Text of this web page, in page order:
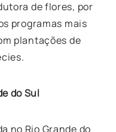
de flores, por
programas mais
plantações de
do Sul
no Rio Grande do